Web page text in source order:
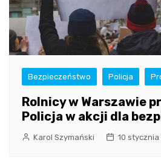
Bezpieczeństwo Policja
Rolnicy w Warszawie
Policja w akcji dla
Karol Szymański 10